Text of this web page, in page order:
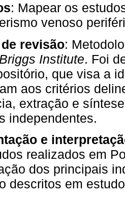
: Mapear os
venoso
revisão:
Institute. Foi
que visa a
aos critérios
extração e
independentes.
e
realizados em
dos principais
descritos em